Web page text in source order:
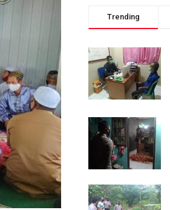
Trending